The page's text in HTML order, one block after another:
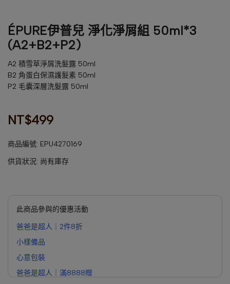
ÉPURE伊普兒 淨化淨屑組 50ml*3
(A2+B2+P2)
A2 積雪草淨屑洗髮露 50ml
B2 角蛋白保濕護髮素 50ml
P2 毛囊深層洗髮露 50ml
NT$499
商品編號: EPU4270169
供貨狀況: 尚有庫存
此商品參與的優惠活動
爸爸是超人｜2件8折
小樣備品
心意包裝
爸爸是超人｜滿8888贈